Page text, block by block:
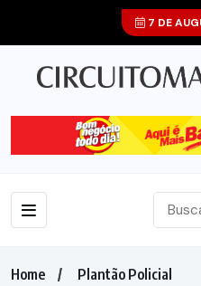
7 DE
Home
Plantão Policial